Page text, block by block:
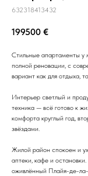
632318413432
199500 €
Стильные апартаменты у
полной реновации, с
вариант как для отдыха,
Интерьер светлый и
техника — всё готово к
комфорта круглый год,
звёздами.
Жилой район спокоен и
аптеки, кафе и
оживлённый Плайя-де-